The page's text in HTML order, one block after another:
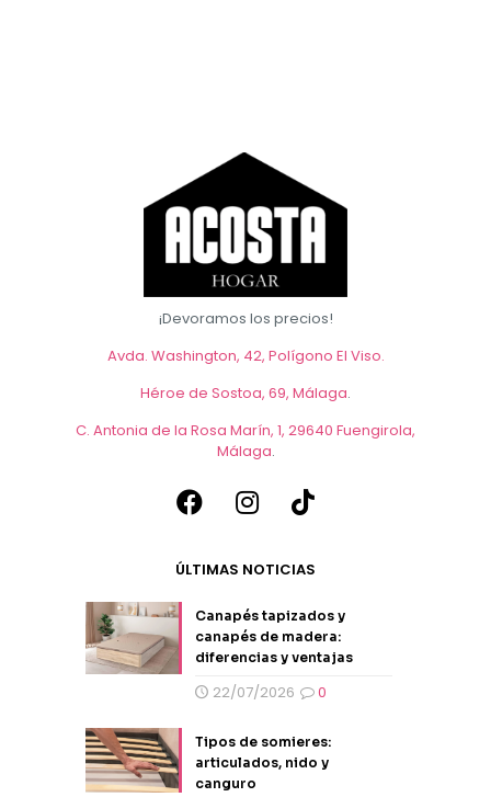
¡Devoramos los precios!
Avda. Washington, 42, Polígono El Viso.
Héroe de Sostoa, 69, Málaga.
C. Antonia de la Rosa Marín, 1, 29640 Fuengirola,
Málaga.
ÚLTIMAS NOTICIAS
Canapés tapizados y
canapés de madera:
diferencias y ventajas
22/07/2026 0
Tipos de somieres:
articulados, nido y
canguro